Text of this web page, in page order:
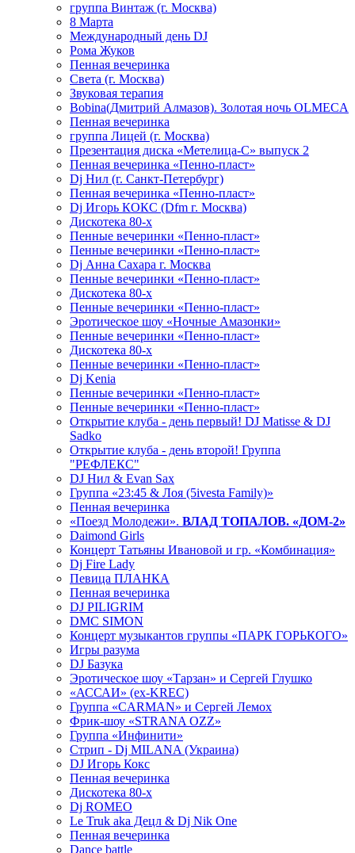
группа Винтаж (г. Москва)
8 Марта
Международный день DJ
Рома Жуков
Пенная вечеринка
Света (г. Москва)
Звуковая терапия
Bobina(Дмитрий Алмазов). Золотая ночь OLMECA
Пенная вечеринка
группа Лицей (г. Москва)
Презентация диска «Метелица-С» выпуск 2
Пенная вечеринка «Пенно-пласт»
Dj Нил (г. Санкт-Петербург)
Пенная вечеринка «Пенно-пласт»
Dj Игорь КОКС (Dfm г. Москва)
Дискотека 80-х
Пенные вечеринки «Пенно-пласт»
Пенные вечеринки «Пенно-пласт»
Dj Анна Сахара г. Москва
Пенные вечеринки «Пенно-пласт»
Дискотека 80-х
Пенные вечеринки «Пенно-пласт»
Эротическое шоу «Ночные Амазонки»
Пенные вечеринки «Пенно-пласт»
Дискотека 80-х
Пенные вечеринки «Пенно-пласт»
Dj Kenia
Пенные вечеринки «Пенно-пласт»
Пенные вечеринки «Пенно-пласт»
Открытие клуба - день первый! DJ Matisse & DJ
Sadko
Открытие клуба - день второй! Группа
"РЕФЛЕКС"
DJ Нил & Evan Sax
Группа «23:45 & Лоя (5ivesta Family)»
Пенная вечеринка
«Поезд Молодежи». ВЛАД ТОПАЛОВ. «ДОМ-2»
Daimond Girls
Концерт Татьяны Ивановой и гр. «Комбинация»
Dj Fire Lady
Певица ПЛАНКА
Пенная вечеринка
DJ PILIGRIM
DMC SIMON
Концерт музыкантов группы «ПАРК ГОРЬКОГО»
Игры разума
DJ Базука
Эротическое шоу «Тарзан» и Сергей Глушко
«АССАИ» (ex-KREC)
Группа «CARMAN» и Сергей Лемох
Фрик-шоу «STRANA OZZ»
Группа «Инфинити»
Стрип - Dj MILANA (Украина)
DJ Игорь Кокс
Пенная вечеринка
Дискотека 80-х
Dj ROMEO
Le Truk aka Децл & Dj Nik One
Пенная вечеринка
Dance battle